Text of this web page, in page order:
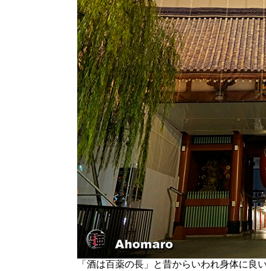
「酒は百薬の長」と昔からいわれ身体に